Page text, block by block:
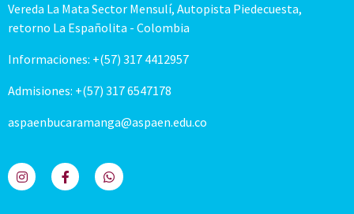
Vereda La Mata Sector Mensulí, Autopista Piedecuesta,
retorno La Españolita - Colombia
Informaciones: +(57) 317 4412957
Admisiones: +(57) 317 6547178
aspaenbucaramanga@aspaen.edu.co